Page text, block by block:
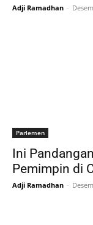
Adji Ramadhan -
Parlemen
Ini
Pemimpin di
Adji Ramadhan -